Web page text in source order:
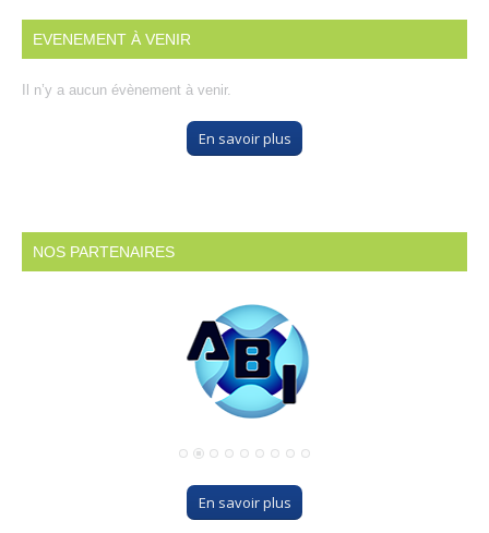
EVENEMENT À VENIR
Il n’y a aucun évènement à venir.
En savoir plus
NOS PARTENAIRES
En savoir plus